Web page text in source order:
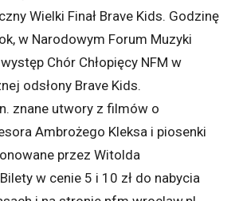
Wielki Finał Brave Kids. Godzinę
w Narodowym Forum Muzyki
Chór Chłopięcy NFM w
odsłony Brave Kids.
znane utwory z filmów o
Ambrożego Kleksa i piosenki
przez Witolda
w cenie 5 i 10 zł do nabycia